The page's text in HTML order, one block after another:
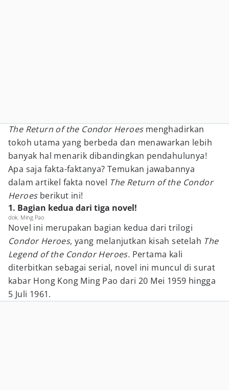
The Return of the Condor Heroesmenghadirkan
tokoh utama yang berbeda dan menawarkan lebih
banyak hal menarik dibandingkan pendahulunya!
Apa saja fakta-faktanya? Temukan jawabannya
dalam artikel fakta novel The Return of the Condor
Heroes berikut ini!
1. Bagian kedua dari tiga novel!
dok. Ming Pao
Novel ini merupakan bagian kedua dari trilogi
Condor Heroes, yang melanjutkan kisah setelah The
Legend of the Condor Heroes. Pertama kali
diterbitkan sebagai serial, novel ini muncul di surat
kabar Hong Kong Ming Pao dari 20 Mei 1959 hingga
5 Juli 1961.